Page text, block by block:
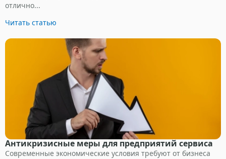
отлично...
Читать статью
Антикризисные меры для предприятий сервиса
Современные экономические условия требуют от бизнеса